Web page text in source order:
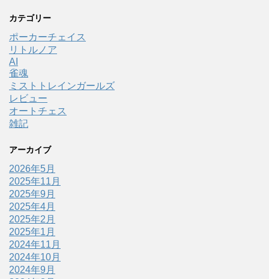
カテゴリー
ポーカーチェイス
リトルノア
AI
雀魂
ミストトレインガールズ
レビュー
オートチェス
雑記
アーカイブ
2026年5月
2025年11月
2025年9月
2025年4月
2025年2月
2025年1月
2024年11月
2024年10月
2024年9月